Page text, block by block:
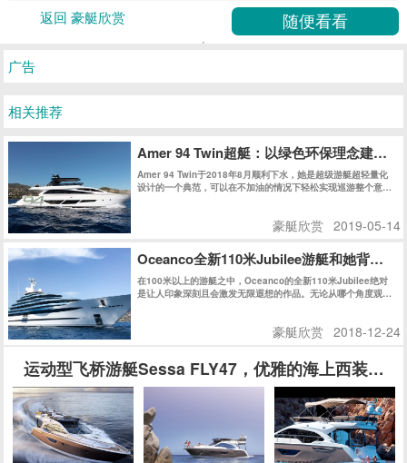
返回 豪艇欣赏
广告
相关推荐
Amer 94 Twin超艇：以绿色环保理念建造的
Amer 94 Twin于2018年8月顺利下水，她是超级游艇超轻量化
设计的一个典范，可以在不加油的情况下轻松实现巡游整个意大
上史无前例的最高分：147分，再次证明了Permare船厂在绿色
豪艇欣赏 2019-05-14
Oceanco全新110米Jubilee游艇和她背后的
在100米以上的游艇之中，Oceanco的全新110米Jubilee绝对
是让人印象深刻且会激发无限遐想的作品。无论从哪个角度观
豪艇欣赏 2018-12-24
运动型飞桥游艇Sessa FLY47，优雅的海上西装暴徒